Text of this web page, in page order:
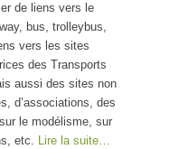
de liens vers le
bus, trolleybus,
vers les sites
des Transports
aussi des sites non
d’associations, des
le modélisme, sur
etc. Lire la suite…